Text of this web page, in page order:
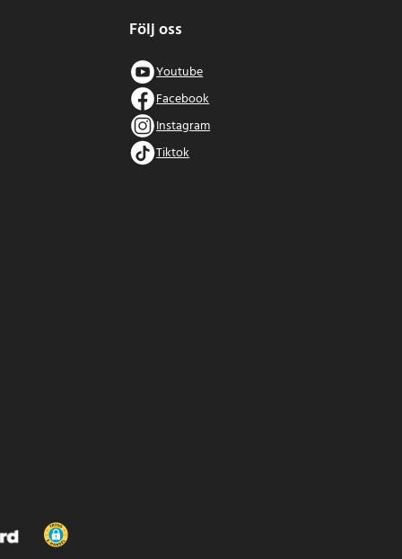
Följ oss
Youtube
Facebook
Instagram
Tiktok